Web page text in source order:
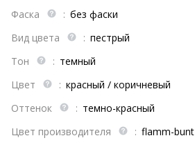
Фаска : без фаски
Вид цвета
: пестрый
Тон
: темный
Цвет
: красный / коричневый
Оттенок
: темно-красный
Цвет производителя
: flamm-bunt